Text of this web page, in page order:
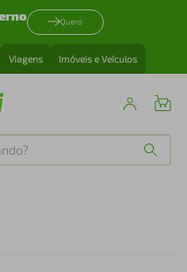
Quero
Viagens Imóveis e Veículos